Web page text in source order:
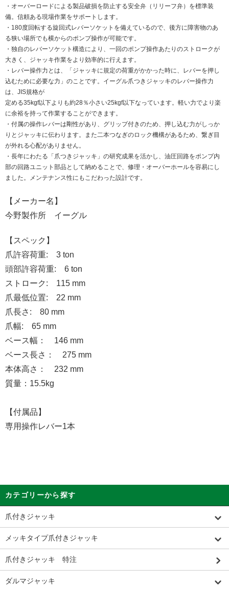
・オーバーロードによる製品破損を防止する安全弁（リリーフ弁）を標準装
備。信頼ある現場作業をサポートします。
・180度回転する旋回式レバーソケットを備えているので、後方に障害物のあ
る狭い場所でも横からのポンプ操作が可能です。
・独自のレバーソケット構造により、一回のポンプ操作あたりのストロークが
大きく、ジャッキ作業をより効率的に行えます。
・レバー操作力とは、「ジャッキに規定の荷重がかかった時に、レバーを押し
込むために必要な力」のことです。イーグル爪つきジャッキのレバー操作力
は、JIS規格が
定める35kgf以下よりも約28％小さい25kgf以下なっています。軽い力でより楽
に余裕を持って作業することができます。
・付属の操作レバーは剛性があり、グリップ付きのため、押し込む力がしっか
りとジャッキに伝わります。また二本つなぎのロック機構があるため、繋ぎ目
が外れる心配がありません。
・長年にわたる「爪つきジャッキ」の研究成果を活かし、油圧回路をポンプ内
部の回路ユニット部品として納めることで、修理・オーバーホールを容易にし
ました。メンテナンス性にもこだわった設計です。
【メーカー名】
今野製作所 イーグル
【スペック】
爪許容荷重: 3 ton
頭部許容荷重: 6 ton
ストローク: 115 mm
爪最低位置: 22 mm
爪長さ: 80 mm
爪幅: 65 mm
ベース幅： 146 mm
ベース長さ： 275 mm
本体高さ： 232 mm
質量：15.5kg
【付属品】
専用操作レバー1本
カテゴリーから探す
爪付きジャッキ
メッキタイプ爪付きジャッキ
爪付きジャッキ 特注
ダルマジャッキ